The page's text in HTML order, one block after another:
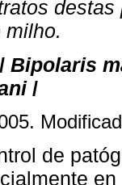
milho.
Bipolaris
/
de